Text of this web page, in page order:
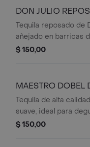
DON JULIO
Tequila reposado de
añejado en barricas
notas sutiles de
$ 150,00
MAESTRO DOBEL
Tequila de alta
suave, ideal para
cocteles.
$ 150,00